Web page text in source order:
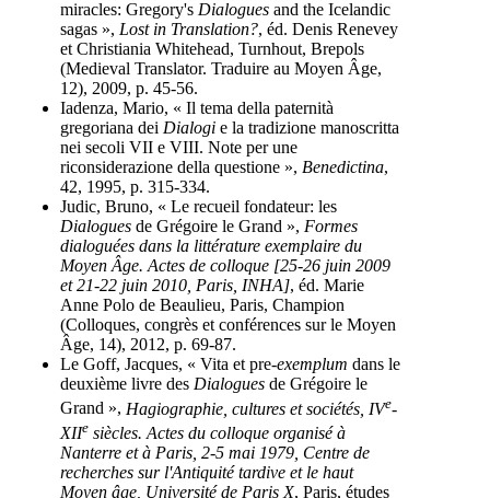
miracles: Gregory's Dialogues and the Icelandic
sagas », Lost in Translation?, éd. Denis Renevey
et Christiania Whitehead, Turnhout, Brepols
(Medieval Translator. Traduire au Moyen Âge,
12), 2009, p. 45-56.
Iadenza, Mario, « Il tema della paternità
gregoriana dei Dialogi e la tradizione manoscritta
nei secoli VII e VIII. Note per une
riconsiderazione della questione », Benedictina,
42, 1995, p. 315-334.
Judic, Bruno, « Le recueil fondateur: les
Dialogues de Grégoire le Grand », Formes
dialoguées dans la littérature exemplaire du
Moyen Âge. Actes de colloque [25-26 juin 2009
et 21-22 juin 2010, Paris, INHA], éd. Marie
Anne Polo de Beaulieu, Paris, Champion
(Colloques, congrès et conférences sur le Moyen
Âge, 14), 2012, p. 69-87.
Le Goff, Jacques, « Vita et pre-exemplum dans le
deuxième livre des Dialogues de Grégoire le
Grand », Hagiographie, cultures et sociétés, IVe-
XIIe siècles. Actes du colloque organisé à
Nanterre et à Paris, 2-5 mai 1979, Centre de
recherches sur l'Antiquité tardive et le haut
Moyen âge, Université de Paris X, Paris, études